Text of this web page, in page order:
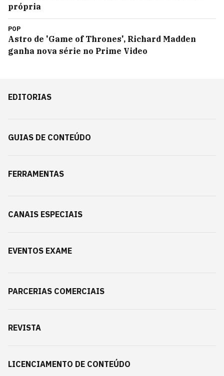
própria
POP
Astro de 'Game of Thrones', Richard Madden
ganha nova série no Prime Video
EDITORIAS
GUIAS DE CONTEÚDO
FERRAMENTAS
CANAIS ESPECIAIS
EVENTOS EXAME
PARCERIAS COMERCIAIS
REVISTA
LICENCIAMENTO DE CONTEÚDO